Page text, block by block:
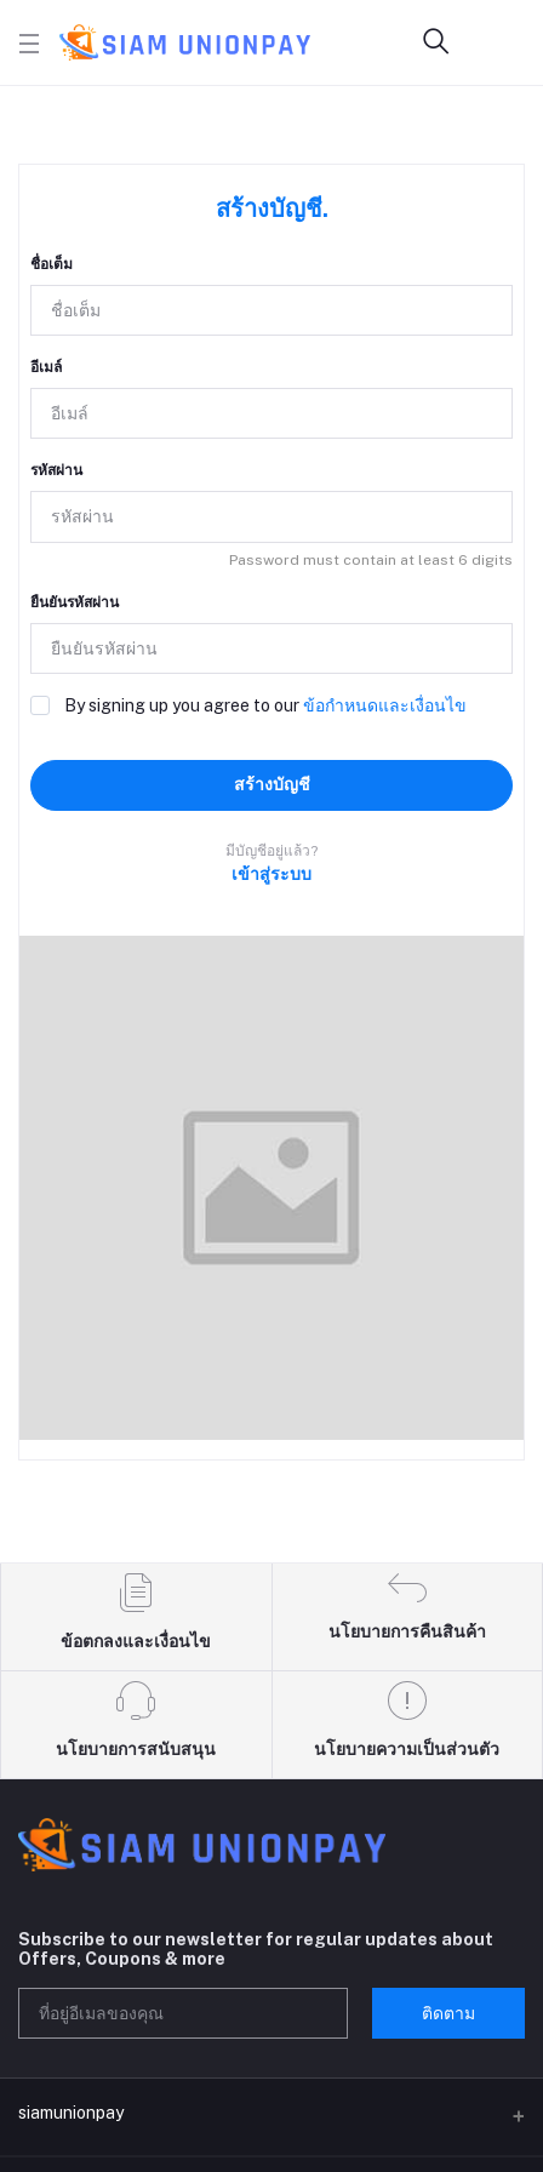
สร้างบัญชี.
ชื่อเต็ม
อีเมล์
รหัสผ่าน
Password must contain at least 6 digits
ยืนยันรหัสผ่าน
By signing up you agree to ourข้อกำหนดและเงื่อนไข
สร้างบัญชี
มีบัญชีอยู่แล้ว?
เข้าสู่ระบบ
ข้อตกลงและเงื่อนไข
นโยบายการคืนสินค้า
นโยบายการสนับสนุน นโยบายความเป็นส่วนตัว
Subscribe to our newsletter for regular updates about
Offers, Coupons & more
ติดตาม
siamunionpay